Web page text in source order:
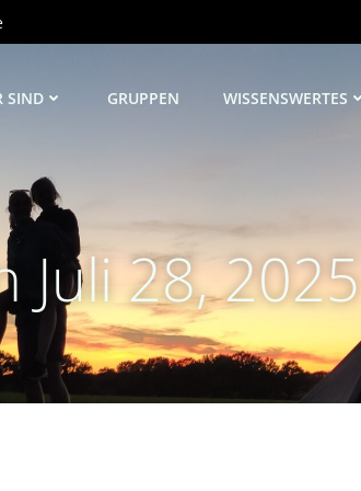
SIND GRUPPEN WISSENSWERTES
Juli 28, 2025